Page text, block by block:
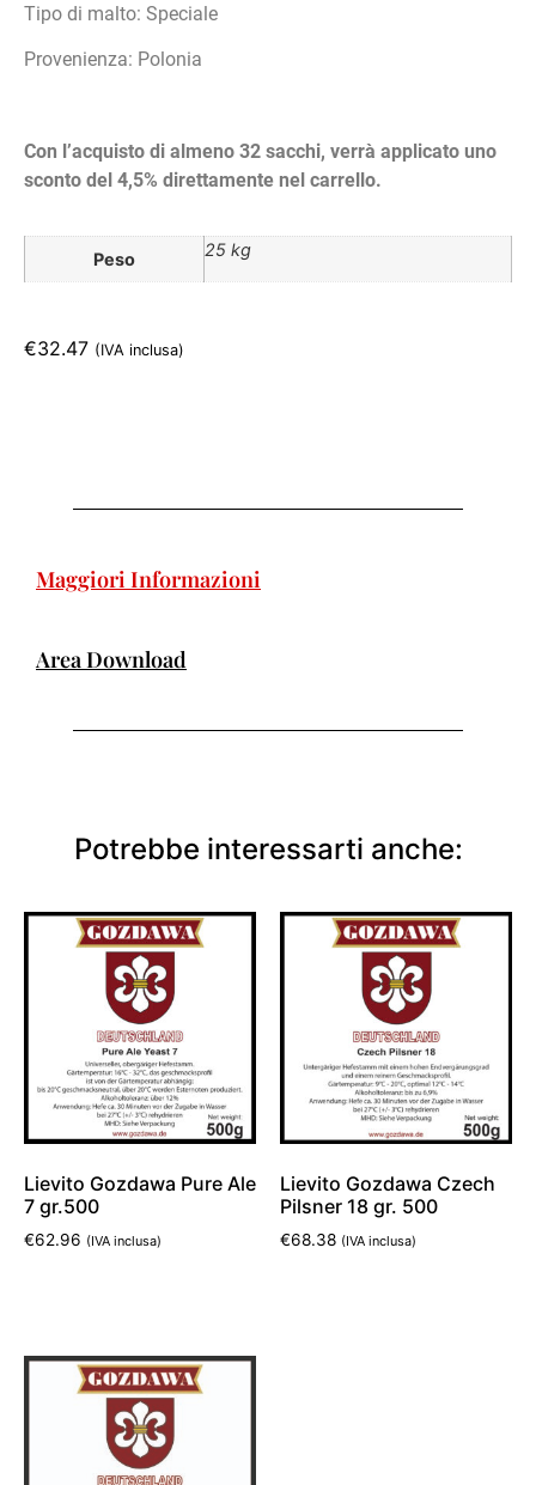
Tipo di malto: Speciale
Provenienza: Polonia
Con l’acquisto di almeno 32 sacchi, verrà applicato uno
sconto del 4,5% direttamente nel carrello.
Peso 25 kg
€32.47 (IVA inclusa)
Maggiori Informazioni
Area Download
Potrebbe interessarti anche:
Lievito Gozdawa Pure Ale
7 gr.500
€62.96 (IVA inclusa)
Lievito Gozdawa Czech
Pilsner 18 gr. 500
€68.38 (IVA inclusa)